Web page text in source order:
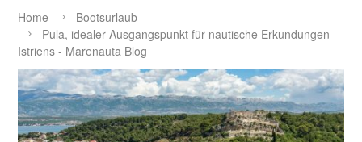
Home
Bootsurlaub
Pula, idealer Ausgangspunkt für nautische Erkundungen
Istriens - Marenauta Blog